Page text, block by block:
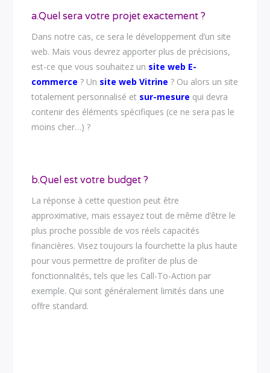
a.Quel sera votre projet exactement ?
Dans notre cas, ce sera le développement d’un site
web. Mais vous devrez apporter plus de précisions,
est-ce que vous souhaitez un site web E-
commerce ? Un site web Vitrine? Ou alors un site
totalement personnalisé et sur-mesure qui devra
contenir des éléments spécifiques (ce ne sera pas le
moins cher…) ?
b.Quel est votre budget ?
La réponse à cette question peut être
approximative, mais essayez tout de même d’être le
plus proche possible de vos réels capacités
financières. Visez toujours la fourchette la plus haute
pour vous permettre de profiter de plus de
fonctionnalités, tels que les Call-To-Action par
exemple. Qui sont généralement limités dans une
offre standard.